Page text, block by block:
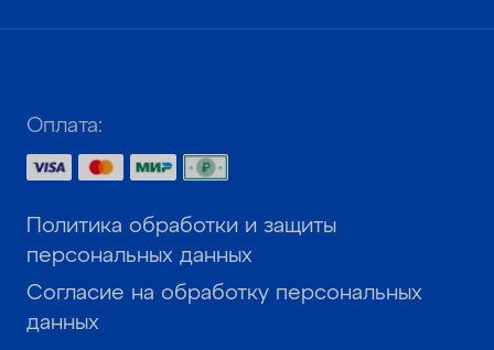
Оплата:
Политика обработки и защиты
персональных данных
Согласие на обработку персональных
данных